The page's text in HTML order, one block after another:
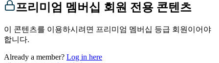
프리미엄 멤버십 회원 전용 콘텐츠
이 콘텐츠를 이용하시려면 프리미엄 멤버십 등급 회원이어야
합니다.
Already a member? Log in here